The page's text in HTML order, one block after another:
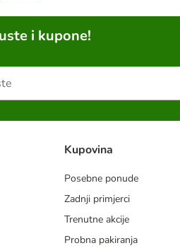
i kupone!
Kupovina
Posebne ponude
Zadnji primjerci
Trenutne akcije
Probna pakiranja